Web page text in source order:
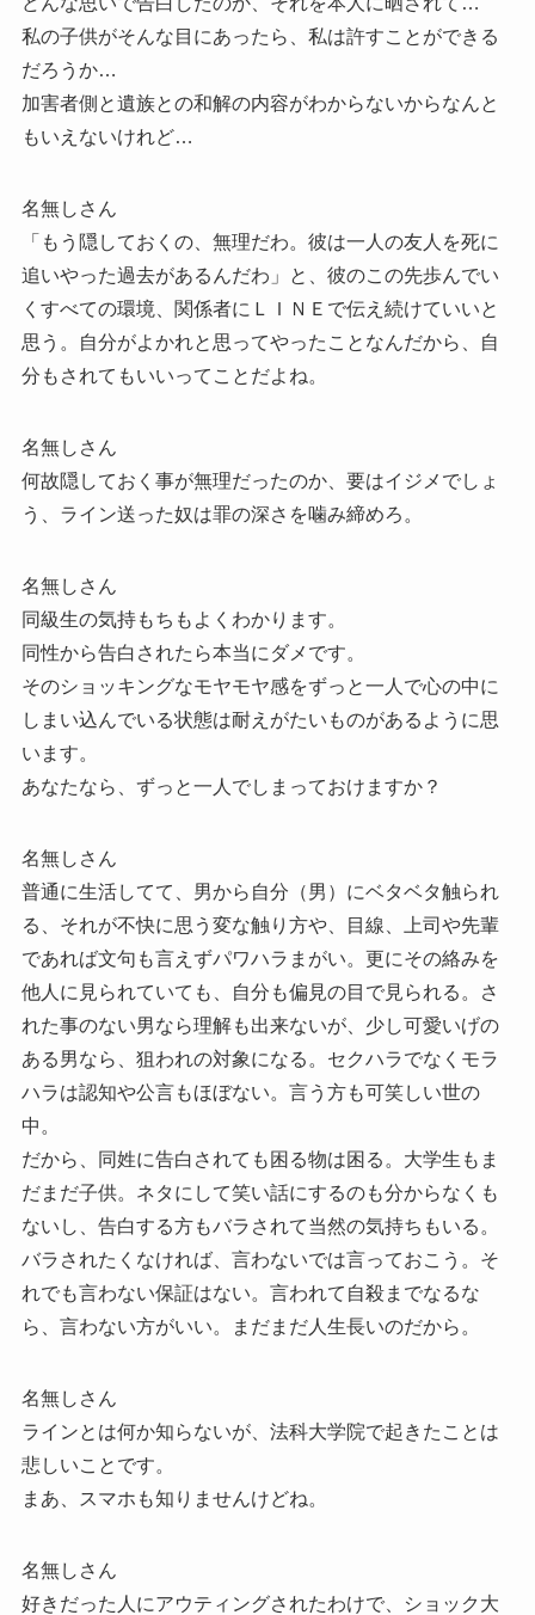
私の子供がそんな目にあったら、私は許すことができる
だろうか…
加害者側と遺族との和解の内容がわからないからなんと
もいえないけれど…
名無しさん
「もう隠しておくの、無理だわ。彼は一人の友人を死に
追いやった過去があるんだわ」と、彼のこの先歩んでい
くすべての環境、関係者にＬＩＮＥで伝え続けていいと
思う。自分がよかれと思ってやったことなんだから、自
分もされてもいいってことだよね。
名無しさん
何故隠しておく事が無理だったのか、要はイジメでしょ
う、ライン送った奴は罪の深さを噛み締めろ。
名無しさん
同級生の気持もちもよくわかります。
同性から告白されたら本当にダメです。
そのショッキングなモヤモヤ感をずっと一人で心の中に
しまい込んでいる状態は耐えがたいものがあるように思
います。
あなたなら、ずっと一人でしまっておけますか？
名無しさん
普通に生活してて、男から自分（男）にベタベタ触られ
る、それが不快に思う変な触り方や、目線、上司や先輩
であれば文句も言えずパワハラまがい。更にその絡みを
他人に見られていても、自分も偏見の目で見られる。さ
れた事のない男なら理解も出来ないが、少し可愛いげの
ある男なら、狙われの対象になる。セクハラでなくモラ
ハラは認知や公言もほぼない。言う方も可笑しい世の
中。
だから、同姓に告白されても困る物は困る。大学生もま
だまだ子供。ネタにして笑い話にするのも分からなくも
ないし、告白する方もバラされて当然の気持ちもいる。
バラされたくなければ、言わないでは言っておこう。そ
れでも言わない保証はない。言われて自殺までなるな
ら、言わない方がいい。まだまだ人生長いのだから。
名無しさん
ラインとは何か知らないが、法科大学院で起きたことは
悲しいことです。
まあ、スマホも知りませんけどね。
名無しさん
好きだった人にアウティングされたわけで、ショック大